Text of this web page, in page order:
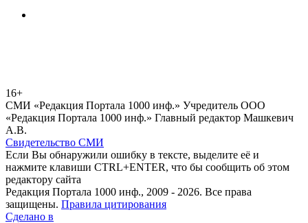
16+
СМИ «Редакция Портала 1000 инф.» Учредитель ООО
«Редакция Портала 1000 инф.» Главный редактор Машкевич
А.В.
Свидетельство СМИ
Если Вы обнаружили ошибку в тексте, выделите её и
нажмите клавиши CTRL+ENTER, что бы сообщить об этом
редактору сайта
Редакция Портала 1000 инф., 2009 - 2026. Все права
защищены. Правила цитирования
Сделано в